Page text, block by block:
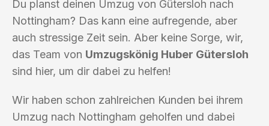
Du planst deinen Umzug von Gütersloh nach
Nottingham? Das kann eine aufregende, aber
auch stressige Zeit sein. Aber keine Sorge, wir,
das Team von Umzugskönig Huber Gütersloh
sind hier, um dir dabei zu helfen!
Wir haben schon zahlreichen Kunden bei ihrem
Umzug nach Nottingham geholfen und dabei